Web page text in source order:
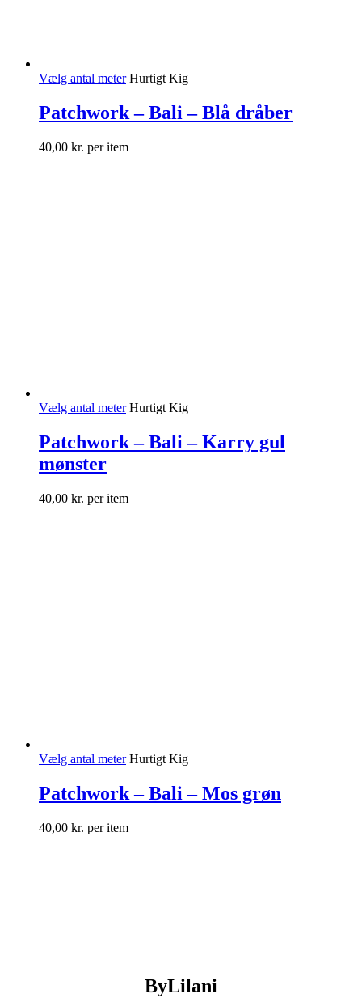
Vælg antal meter Hurtigt Kig
Patchwork – Bali – Blå dråber
40,00 kr. per item
Vælg antal meter Hurtigt Kig
Patchwork – Bali – Karry gul
mønster
40,00 kr. per item
Vælg antal meter Hurtigt Kig
Patchwork – Bali – Mos grøn
40,00 kr. per item
ByLilani